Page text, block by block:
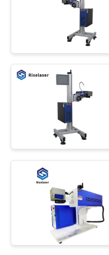
Mesin
Laser
mesin